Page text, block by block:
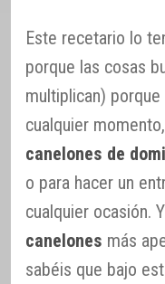
Este recetario lo
porque las cosas
multiplican)
cualquier
canelones de
o para hacer un
cualquier ocasión.
canelones más
sabéis que bajo